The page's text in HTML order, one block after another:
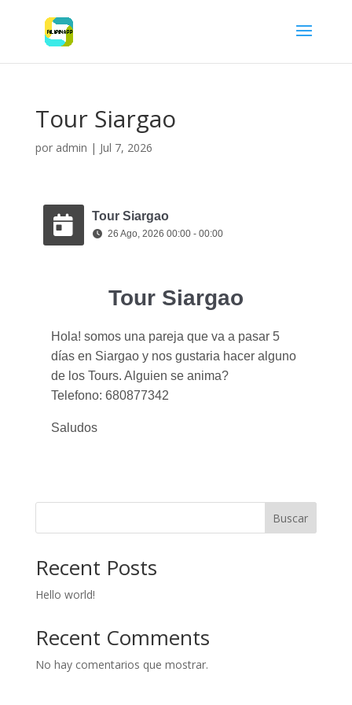
Tour Siargao
por admin | Jul 7, 2026
Tour Siargao
26 Ago, 2026 00:00 - 00:00
Tour Siargao
Hola! somos una pareja que va a pasar 5
días en Siargao y nos gustaria hacer alguno
de los Tours. Alguien se anima?
Telefono: 680877342
Saludos
Buscar
Recent Posts
Hello world!
Recent Comments
No hay comentarios que mostrar.